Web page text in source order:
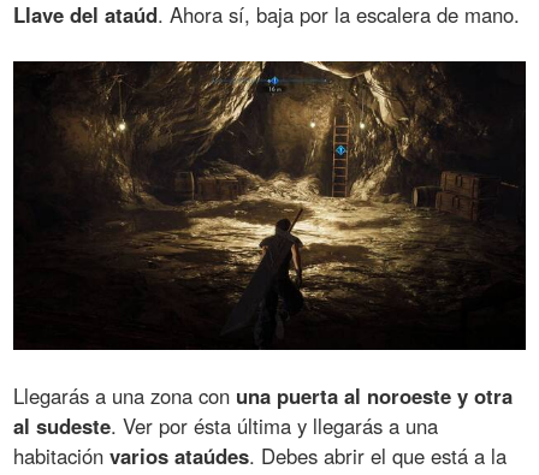
Llave del ataúd. Ahora sí, baja por la escalera de mano.
Llegarás a una zona con una puerta al noroeste y otra
al sudeste. Ver por ésta última y llegarás a una
habitaciónvarios ataúdes. Debes abrir el que está a la